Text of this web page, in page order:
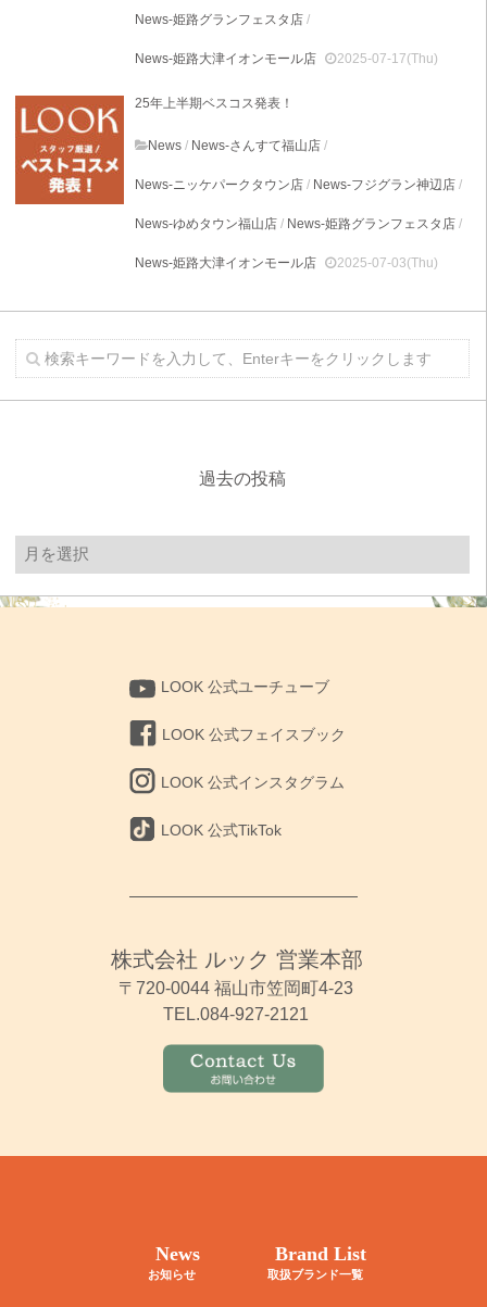
News-姫路グランフェスタ店 /
News-姫路大津イオンモール店 2025-07-17(Thu)
25年上半期ベスコス発表！
News / News-さんすて福山店 /
News-ニッケパークタウン店 / News-フジグラン神辺店 /
News-ゆめタウン福山店 / News-姫路グランフェスタ店 /
News-姫路大津イオンモール店 2025-07-03(Thu)
過去の投稿
去
投
LOOK 公式ユーチューブ
LOOK 公式フェイスブック
LOOK 公式インスタグラム
LOOK 公式TikTok
株式会社 ルック 営業本部
〒720-0044 福山市笠岡町4-23
TEL.084-927-2121
News
お知らせ
Brand List
取扱ブランド一覧